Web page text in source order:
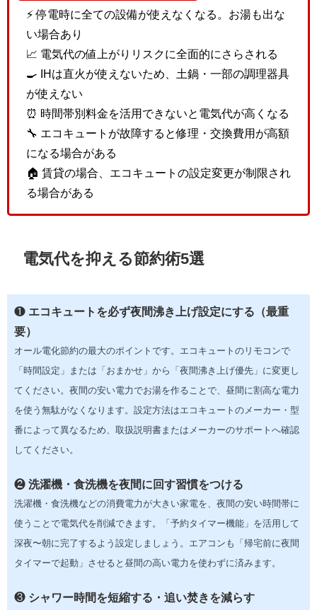
⚡ 停電時に全ての設備が使えなくなる。お湯も出な
い場合あり
📈 電気代の値上がりリスクに全面的にさらされる
🍳 IHは直火が使えないため、土鍋・一部の調理器具
が使えない
⏰ 時間帯別料金を活用できないと電気代が高くなる
🔧 エコキュートが故障すると修理・交換費用が高額
になる場合がある
🏠 賃貸の場合、エコキュートの設定変更が制限され
る場合がある
電気代を抑える節約術5選
❶ エコキュートを必ず夜間沸き上げ設定にする（最重
要）
オール電化節約の最大のポイントです。エコキュートのリモコンで
「時間設定」または「おまかせ」から「夜間沸き上げ優先」に変更し
てください。夜間の安い電力でお湯を作ることで、昼間に割高な電力
を使う無駄がなくなります。設定方法はエコキュートのメーカー・型
番によって異なるため、取扱説明書またはメーカーのサポートへ確認
してください。
❷ 洗濯機・食洗機を夜間に回す習慣をつける
洗濯機・食洗機などの消費電力が大きい家電を、夜間の安い時間帯に
使うことで電気代を削減できます。「予約タイマー機能」を活用して
深夜〜朝に完了するよう設定しましょう。エアコンも「帰宅前に夜間
タイマーで起動」させると昼間の高い電力を使わずに済みます。
❸ シャワー時間を短縮する・追い焚きを減らす